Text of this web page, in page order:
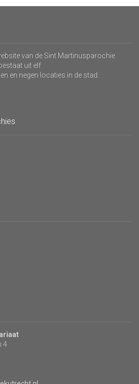
van de Sint Martinusparochie
uit elf
en negen locaties in de stad.
4